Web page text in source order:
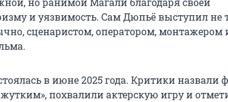
и уязвимость. Сам Дюпьё выступил не
сценаристом, оператором, монтажером
в июне 2025 года. Критики назвали
похвалили актерскую игру и